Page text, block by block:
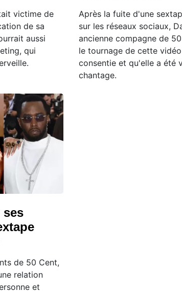
victime de
de sa
aussi
qui
Après la fuite d'une
sur les réseaux sociaux,
ancienne compagne de
le tournage de cette
consentie et qu'elle a été
chantage.
ses
de 50 Cent,
relation
et